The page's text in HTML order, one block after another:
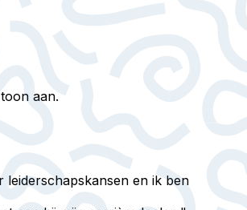
aan.
en ik ben